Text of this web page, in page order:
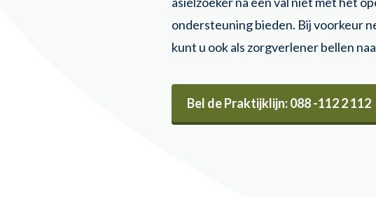
ondersteuning bieden. Bij voorkeur
kunt u ook als zorgverlener bellen
Bel de Praktijklijn: 088 -112 2 112